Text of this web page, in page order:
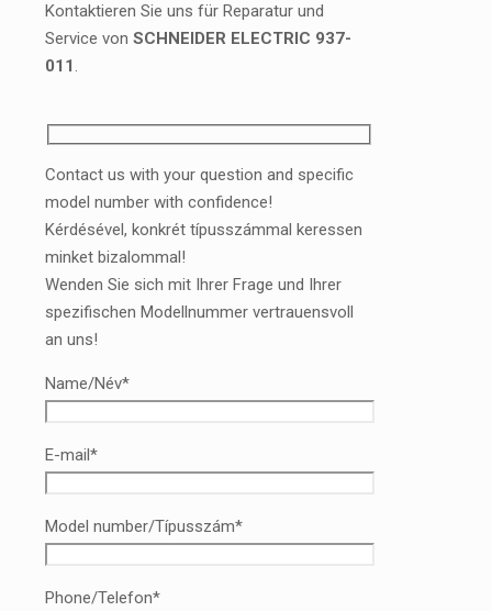
Kontaktieren Sie uns für Reparatur und
Service von SCHNEIDER ELECTRIC 937-
011 .
Contact us with your question and specific
model number with confidence!
Kérdésével, konkrét típusszámmal keressen
minket bizalommal!
Wenden Sie sich mit Ihrer Frage und Ihrer
spezifischen Modellnummer vertrauensvoll
an uns!
Name/Név*
E-mail*
Model number/Típusszám*
Phone/Telefon*